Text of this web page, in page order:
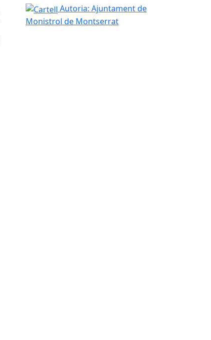
Cartell
Autoria: Ajuntament de
Monistrol de Montserrat